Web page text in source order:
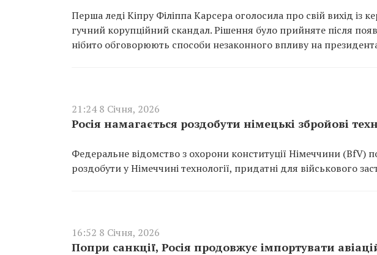
Перша леді Кіпру Філіппа Карсера оголосила про свій вихід із
гучний корупційний скандал. Рішення було прийняте після
нібито обговорюють способи незаконного впливу на
21:24 8 Січня, 2026
Росія намагається роздобути німецькі збройові
Федеральне відомство з охорони конституції Німеччини (BfV)
роздобути у Німеччині технології, придатні для військового
16:52 8 Січня, 2026
Попри санкції, Росія продовжує імпортувати